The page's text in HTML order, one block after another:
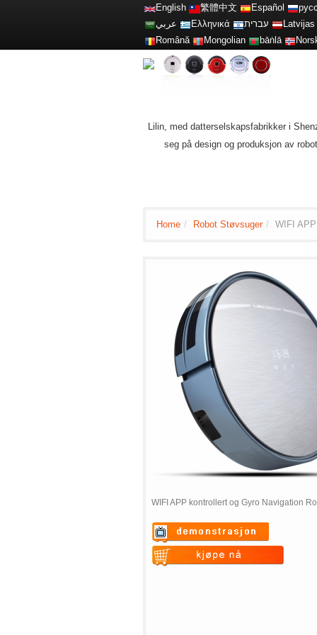
English 繁體中文 Español
عربي
Ελληνικά עברית Latvijas
Română
Mongolian bāṅlā
Lilin, med datterselskapsfabrikker i
seg på design og produksjon av
Home / Robot Støvsuger / WIFI
WIFI APP kontrollert og Gyro Navigation
Warning
: Undefined variable
$vii_demo_video_text in